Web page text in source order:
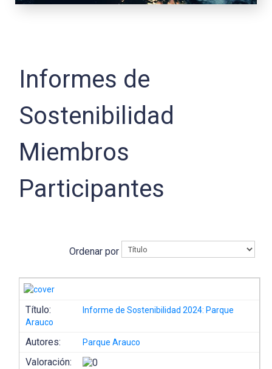
Informes de
Sostenibilidad
Miembros
Participantes
Ordenar por
Título:
Informe de Sostenibilidad 2024: Parque
Arauco
Autores: Parque Arauco
Valoración: